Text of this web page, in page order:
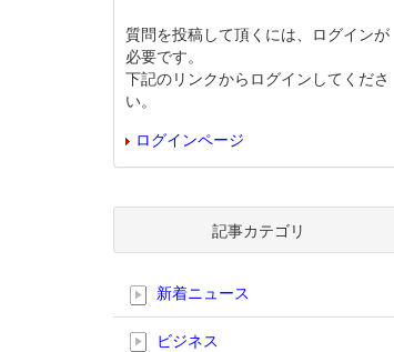
質問を投稿して頂くには、ログインが
必要です。
下記のリンクからログインしてくださ
い。
ログインページ
記事カテゴリ
新着ニュース
ビジネス